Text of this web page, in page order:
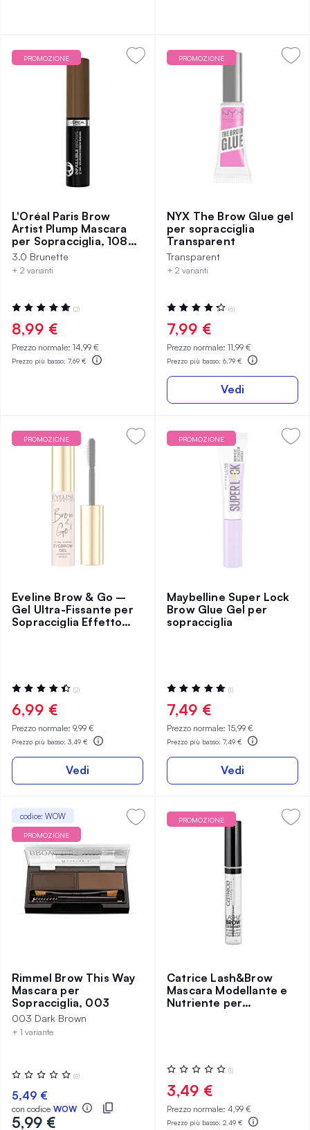
PROMOZIONE
L'Oréal Paris Brow
Artist Plump Mascara
per Sopracciglia, 108
Dark Brunette
3.0 Brunette
+ 2 varianti
Valutazione:
100%
(2)
8,99 €
Prezzo normale: 14,99 €
Prezzo più basso: 7,69 €
PROMOZIONE
NYX The Brow Glue gel
per sopracciglia
Transparent
Transparent
+ 2 varianti
Valutazione:
87%
(6)
7,99 €
Prezzo normale: 11,99 €
Prezzo più basso: 6,79 €
Vedi
PROMOZIONE
Eveline Brow & Go –
Gel Ultra-Fissante per
Sopracciglia Effetto
Valutazione:
90%
(2)
6,99 €
Prezzo normale: 9,99 €
Prezzo più basso: 3,49 €
Vedi
PROMOZIONE
Maybelline Super Lock
Brow Glue Gel per
sopracciglia
Valutazione:
100%
(1)
7,49 €
Prezzo normale: 15,99 €
Prezzo più basso: 7,49 €
Vedi
codice: WOW
PROMOZIONE
Rimmel Brow This Way
Mascara per
Sopracciglia, 003
003 Dark Brown
+ 1 variante
Valutazione:
0%
(8)
5,49 €
con codice WOW
5,99 €
PROMOZIONE
Catrice Lash&Brow
Mascara Modellante e
Nutriente per
Valutazione:
0%
(1)
3,49 €
Prezzo normale: 4,99 €
Prezzo più basso: 2,49 €